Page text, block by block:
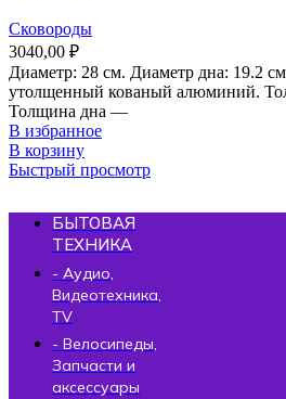
Сковороды
3040,00 ₽
Диаметр: 28 см. Диаметр дна: 19.2
утолщенный кованый алюминий.
Толщина дна —
В избранное
В корзину
Быстрый просмотр
БЫТОВАЯ
ТЕХНИКА
- Аудио,
Видеотехника,
TV
- Велосипеды,
Запчасти и
аксессуары